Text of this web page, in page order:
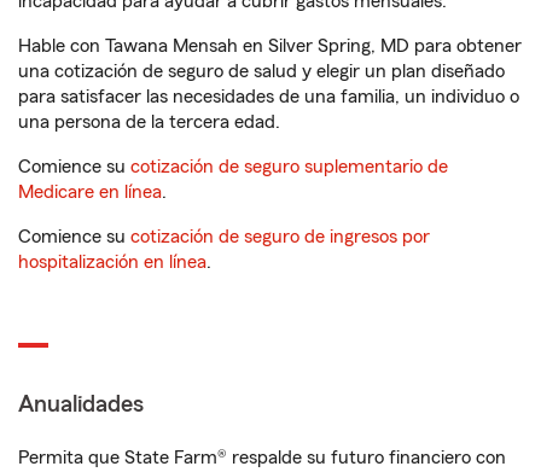
Hable con Tawana Mensah en Silver Spring, MD para obtener
una cotización de seguro de salud y elegir un plan diseñado
para satisfacer las necesidades de una familia, un individuo o
una persona de la tercera edad.
Comience su cotización de seguro suplementario de
Medicare en línea.
Comience su cotización de seguro de ingresos por
hospitalización en línea.
Anualidades
Permita que State Farm® respalde su futuro financiero con